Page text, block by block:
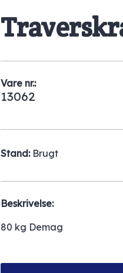
Vare nr.:
13062
Stand: Brugt
Beskrivelse:
80 kg Demag